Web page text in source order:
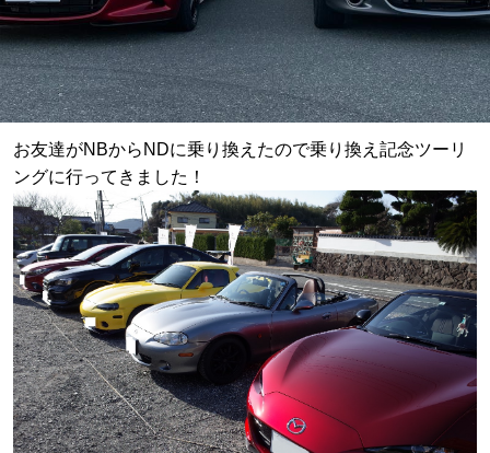
お友達がNBからNDに乗り換えたので乗り換え記念ツーリ
ングに行ってきました！